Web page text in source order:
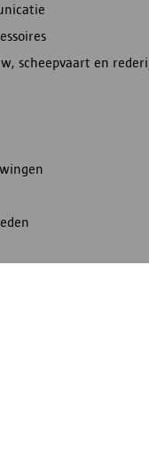
scheepvaart en